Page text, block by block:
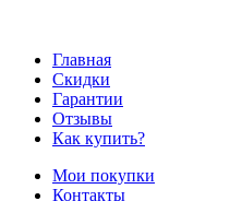
Главная
Скидки
Гарантии
Отзывы
Как купить?
Мои покупки
Контакты